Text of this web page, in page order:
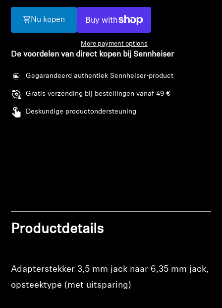
Ontdekken
Sound Space
Nu kopen
More payment options
De voordelen van direct kopen bij Sennheiser
Gegarandeerd authentiek Sennheiser-product
Gratis verzending bij bestellingen vanaf 49 €
Deskundige productondersteuning
Productdetails
Adapterstekker 3,5 mm jack naar 6,35 mm jack,
opsteektype (met uitsparing)